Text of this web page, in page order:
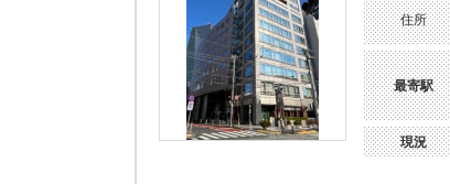
住所
最寄駅
現況